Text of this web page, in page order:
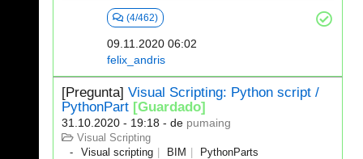
(4/462)
09.11.2020 06:02
felix_andris
[Pregunta] Visual Scripting: Python script /
PythonPart [Guardado]
31.10.2020 - 19:18 - de pumaing
Visual Scripting
Visual scripting
BIM PythonParts